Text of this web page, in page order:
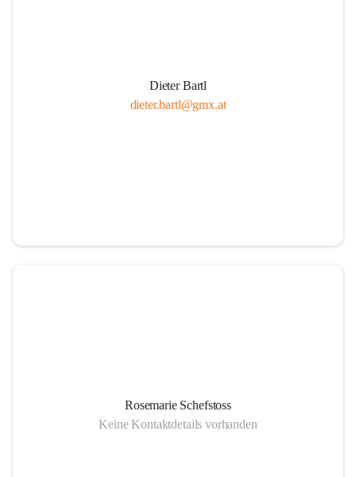
Dieter Bartl
dieter.bartl@gmx.at
Rosemarie Schefstoss
Keine Kontaktdetails vorhanden